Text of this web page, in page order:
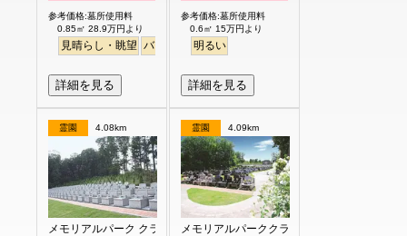
参考価格:墓所使用料
0.85㎡ 28.9万円より
見晴らし・眺望 バリアフリー テラス
詳細を見る
参考価格:墓所使用料
0.6㎡ 15万円より
明るい
詳細を見る
霊園 4.08km
メモリアルパーク クラウド御殿山
霊園 4.09km
メモリアルパーククラウド御殿山